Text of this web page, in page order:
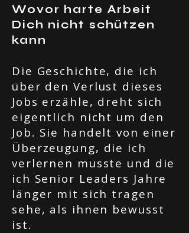
Wovor harte Arbeit
Dich nicht schützen
kann
Die Geschichte, die ich
über den Verlust dieses
Jobs erzähle, dreht sich
eigentlich nicht um den
Job. Sie handelt von einer
Überzeugung, die ich
verlernen musste und die
ich Senior Leaders Jahre
länger mit sich tragen
sehe, als ihnen bewusst
ist.